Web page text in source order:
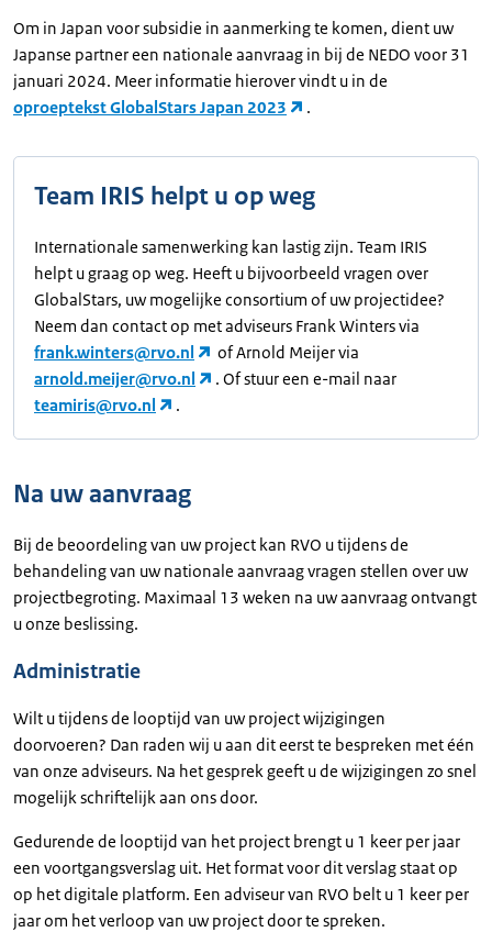
Om in Japan voor subsidie in aanmerking te komen, dient uw
Japanse partner een nationale aanvraag in bij de NEDO voor 31
januari 2024. Meer informatie hierover vindt u in de
oproeptekst GlobalStars Japan 2023
.
Team IRIS helpt u op weg
Internationale samenwerking kan lastig zijn. Team IRIS
helpt u graag op weg. Heeft u bijvoorbeeld vragen over
GlobalStars, uw mogelijke consortium of uw projectidee?
Neem dan contact op met adviseurs Frank Winters via
frank.winters@rvo.nl
of Arnold Meijer via
arnold.meijer@rvo.nl
. Of stuur een e-mail naar
teamiris@rvo.nl
.
Na uw aanvraag
Bij de beoordeling van uw project kan RVO u tijdens de
behandeling van uw nationale aanvraag vragen stellen over uw
projectbegroting. Maximaal 13 weken na uw aanvraag ontvangt
u onze beslissing.
Administratie
Wilt u tijdens de looptijd van uw project wijzigingen
doorvoeren? Dan raden wij u aan dit eerst te bespreken met één
van onze adviseurs. Na het gesprek geeft u de wijzigingen zo snel
mogelijk schriftelijk aan ons door.
Gedurende de looptijd van het project brengt u 1 keer per jaar
een voortgangsverslag uit. Het format voor dit verslag staat op
op het digitale platform. Een adviseur van RVO belt u 1 keer per
jaar om het verloop van uw project door te spreken.